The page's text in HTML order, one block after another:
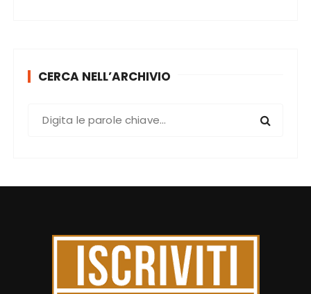
CERCA NELL’ARCHIVIO